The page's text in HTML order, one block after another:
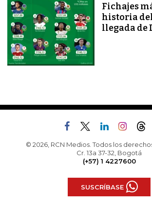
Fichajes
historia
llegada de
© 2026, RCN Medios. Todos los
Cr. 13a 37-32, Bogotá
(+57) 1 4227600
SUSCRÍBASE